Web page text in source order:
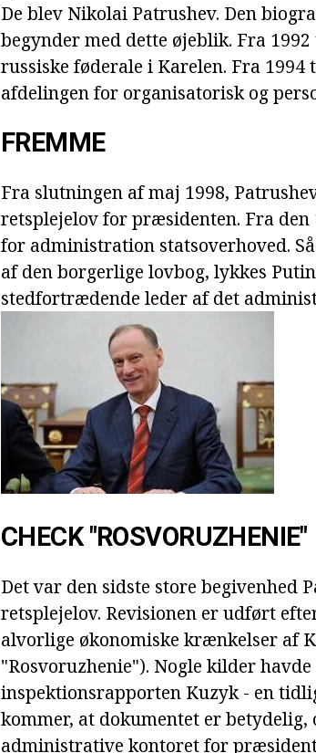
De blev Nikolai Patrushev. Den
begynder med dette øjeblik. Fra
russiske føderale i Karelen. Fra
afdelingen for organisatorisk og
FREMME
Fra slutningen af maj 1998,
retsplejelov for præsidenten. Fra den
for administration statsoverhoved.
af den borgerlige lovbog, lykkes
stedfortrædende leder af det
CHECK "ROSVORUZHENIE"
Det var den sidste store begivenhed
retsplejelov. Revisionen er udført
alvorlige økonomiske krænkelser af
"Rosvoruzhenie"). Nogle kilder
inspektionsrapporten Kuzyk - en
kommer, at dokumentet er
administrative kontoret for